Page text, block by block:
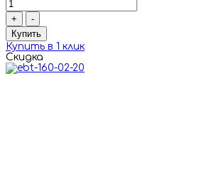
+
-
Купить
Купить в 1 клик
Скидка